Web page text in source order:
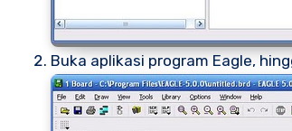
Buka aplikasi program Eagle,